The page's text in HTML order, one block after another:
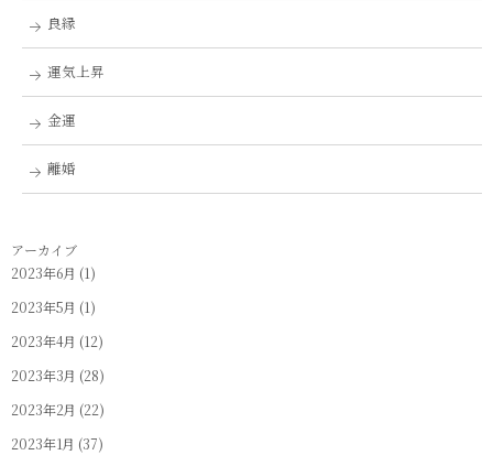
良縁
運気上昇
金運
離婚
アーカイブ
2023年6月 (1)
2023年5月 (1)
2023年4月 (12)
2023年3月 (28)
2023年2月 (22)
2023年1月 (37)